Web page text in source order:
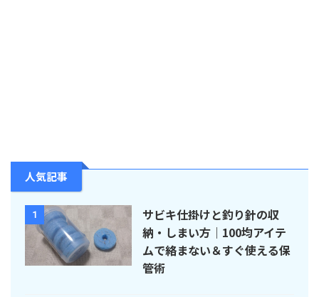
人気記事
1
サビキ仕掛けと釣り針の収
納・しまい方｜100均アイテ
ムで絡まない＆すぐ使える保
管術